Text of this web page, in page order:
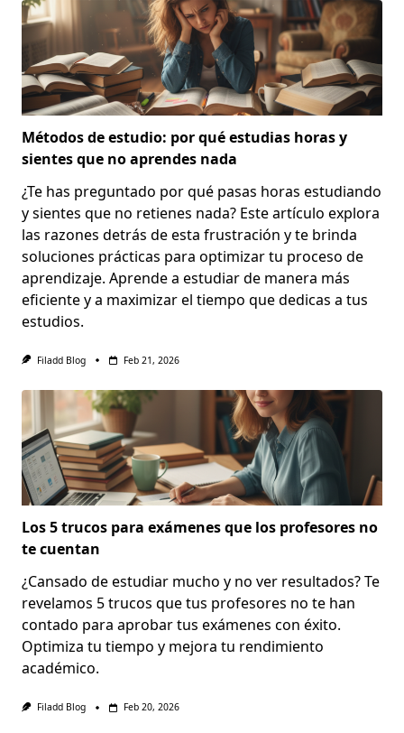
Métodos de estudio: por qué estudias horas y
sientes que no aprendes nada
¿Te has preguntado por qué pasas horas estudiando
y sientes que no retienes nada? Este artículo explora
las razones detrás de esta frustración y te brinda
soluciones prácticas para optimizar tu proceso de
aprendizaje. Aprende a estudiar de manera más
eficiente y a maximizar el tiempo que dedicas a tus
estudios.
Filadd Blog Feb 21, 2026
Los 5 trucos para exámenes que los profesores no
te cuentan
¿Cansado de estudiar mucho y no ver resultados? Te
revelamos 5 trucos que tus profesores no te han
contado para aprobar tus exámenes con éxito.
Optimiza tu tiempo y mejora tu rendimiento
académico.
Filadd Blog Feb 20, 2026